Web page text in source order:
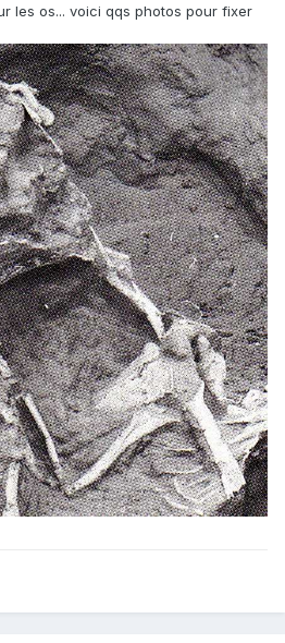
les os... voici qqs photos pour fixer